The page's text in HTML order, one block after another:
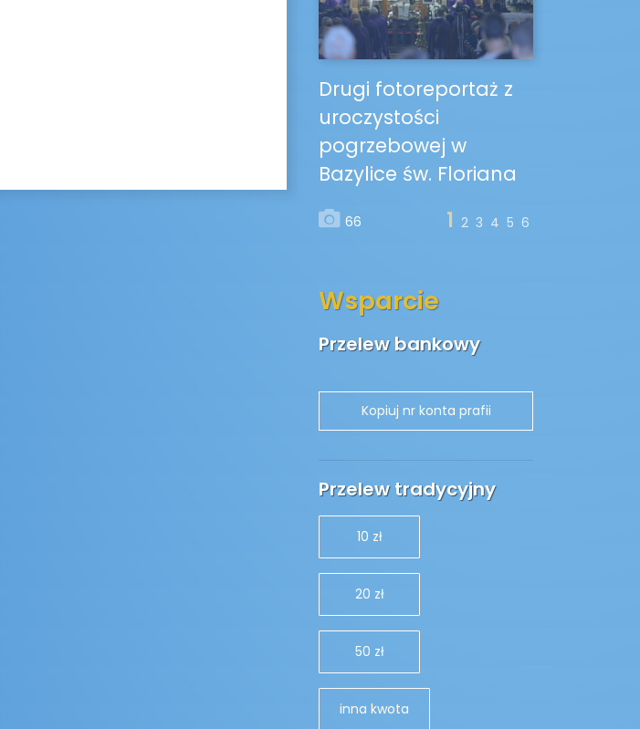
Drugi fotoreportaż z
uroczystości
pogrzebowej w
Bazylice św. Floriana
66 1 2 3 4 5 6
Wsparcie
Przelew bankowy
Przelew tradycyjny
10 zł
20 zł
50 zł
inna kwota